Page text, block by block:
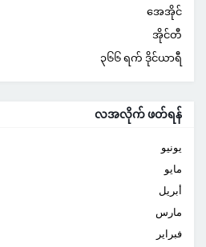
အေအိုင်
အိုင်တီ
၃၆၆ ရက် ဒိုင်ယာရီ
လအလိုက် ဖတ်ရန်
يونيو
مايو
أبريل
مارس
فبراير